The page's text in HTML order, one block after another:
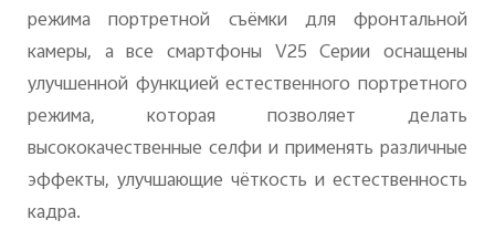
режима портретной съёмки для фронтальной
камеры, а все смартфоны V25 Серии оснащены
улучшенной функцией естественного портретного
режима, которая позволяет делать
высококачественные селфи и применять различные
эффекты, улучшающие чёткость и естественность
кадра.